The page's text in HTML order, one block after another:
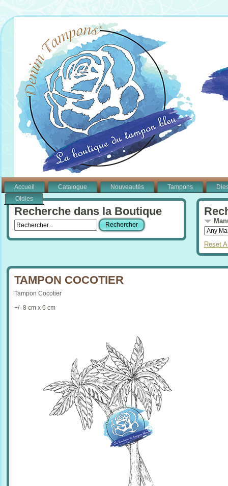
Accueil Catalogue Nouveautés Tampons
Oldies
Recherche dans la Boutique
Reset
TAMPON COCOTIER
Tampon Cocotier
+/- 8 cm x 6 cm